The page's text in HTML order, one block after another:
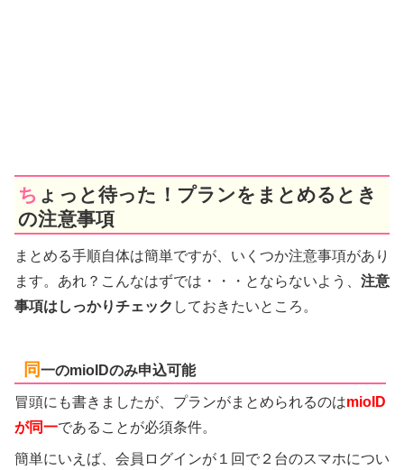
ちょっと待った！プランをまとめるとき
の注意事項
まとめる手順自体は簡単ですが、いくつか注意事項があり
ます。あれ？こんなはずでは・・・とならないよう、 注意
事項はしっかりチェック しておきたいところ。
同一のmioIDのみ申込可能
冒頭にも書きましたが、プランがまとめられるのはmioID
が同一であることが必須条件。
簡単にいえば、会員ログインが１回で２台のスマホについ